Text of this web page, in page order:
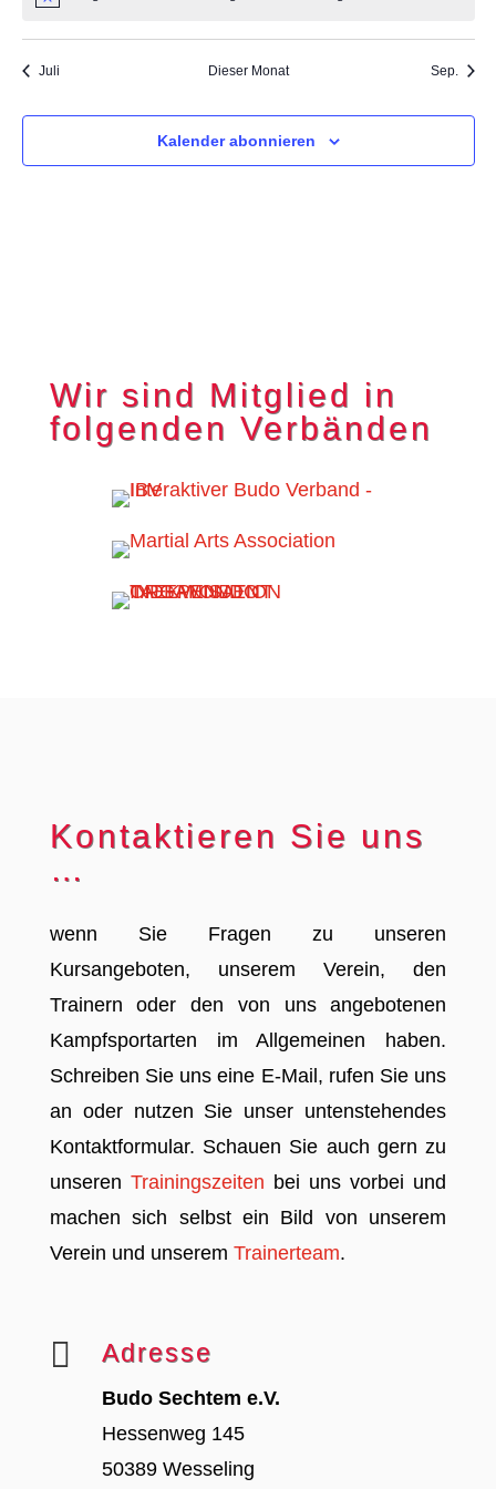
Juli Dieser Monat Sep.
Kalender abonnieren
Wir sind Mitglied in
folgenden Verbänden
Kontaktieren Sie uns
…
wenn Sie Fragen zu unseren
Kursangeboten, unserem Verein, den
Trainern oder den von uns angebotenen
Kampfsportarten im Allgemeinen haben.
Schreiben Sie uns eine E-Mail, rufen Sie uns
an oder nutzen Sie unser untenstehendes
Kontaktformular. Schauen Sie auch gern zu
unseren Trainingszeiten bei uns vorbei und
machen sich selbst ein Bild von unserem
Verein und unserem Trainerteam.
 Adresse
Budo Sechtem e.V.
Hessenweg 145
50389 Wesseling